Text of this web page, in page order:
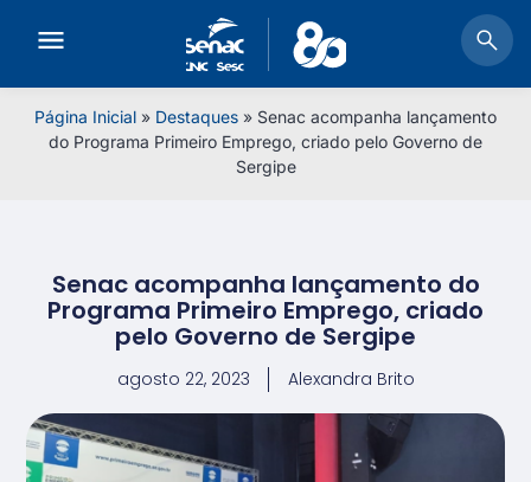
Página Inicial » Destaques » Senac acompanha lançamento
do Programa Primeiro Emprego, criado pelo Governo de
Sergipe
Senac acompanha lançamento do
Programa Primeiro Emprego, criado
pelo Governo de Sergipe
agosto 22, 2023 Alexandra Brito